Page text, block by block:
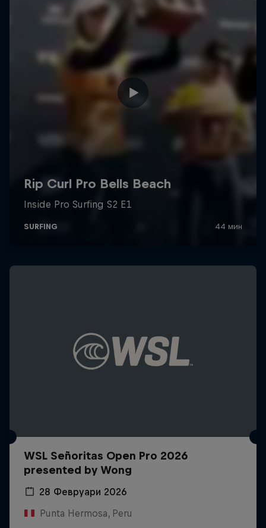
WSL Señoritas Open Pro 2026
presented by Wong
28 Февруари 2026
Punta Hermosa, Peru